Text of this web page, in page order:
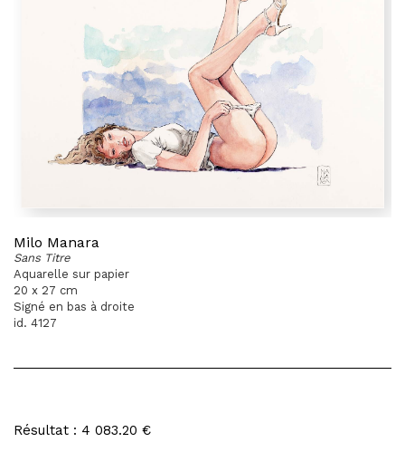
Milo Manara
Sans Titre
Aquarelle sur papier
20 x 27 cm
Signé en bas à droite
id. 4127
Résultat : 4 083.20 €